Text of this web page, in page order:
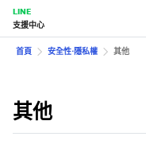
LINE
支援中心
首頁 安全性⋅隱私權 其他
其他